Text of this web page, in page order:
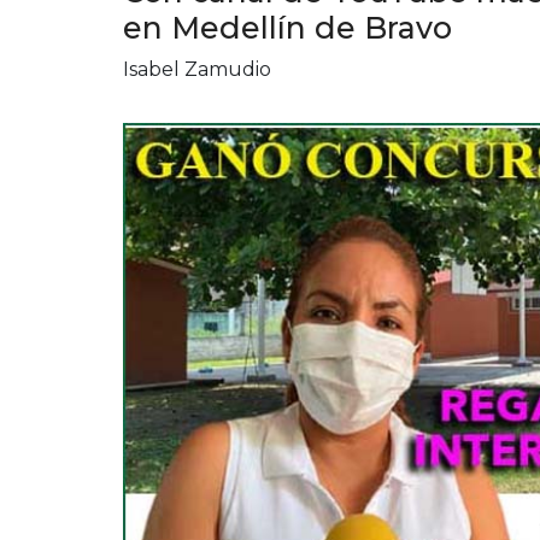
en Medellín de Bravo
Isabel Zamudio